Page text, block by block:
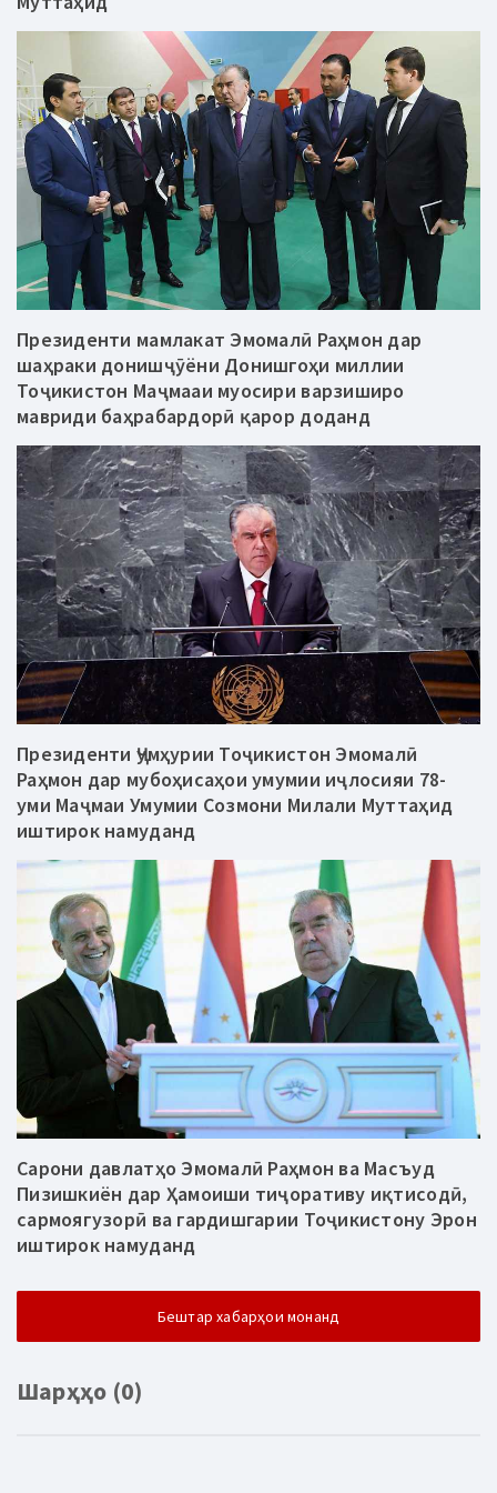
Президенти мамлакат Эмомалӣ Раҳмон дар
шаҳраки донишҷӯёни Донишгоҳи миллии
Тоҷикистон Маҷмааи муосири варзиширо
мавриди баҳрабардорӣ қарор доданд
Президенти Ҷумҳурии Тоҷикистон Эмомалӣ
Раҳмон дар мубоҳисаҳои умумии иҷлосияи 78-
уми Маҷмаи Умумии Созмони Милали Муттаҳид
иштирок намуданд
Сарони давлатҳо Эмомалӣ Раҳмон ва Масъуд
Пизишкиён дар Ҳамоиши тиҷоративу иқтисодӣ,
сармоягузорӣ ва гардишгарии Тоҷикистону Эрон
иштирок намуданд
Бештар хабарҳои монанд
Шарҳҳо (0)